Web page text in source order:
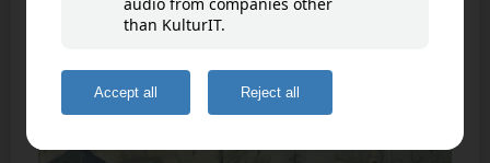
Utløpet av Evja før 1940-tallet da Evja ble